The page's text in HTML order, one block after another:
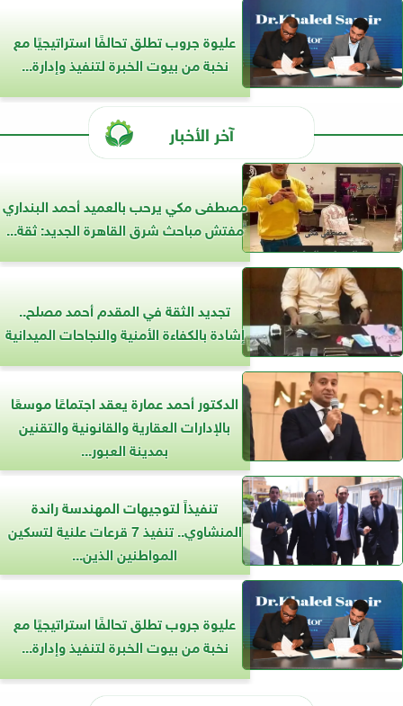
عليوة جروب تطلق تحالفًا استراتيجيًا مع
نخبة من بيوت الخبرة لتنفيذ وإدارة...
آخر الأخبار
مصطفى مكي يرحب بالعميد أحمد البنداري
مفتش مباحث شرق القاهرة الجديد: ثقة...
تجديد الثقة في المقدم أحمد مصلح..
إشادة بالكفاءة الأمنية والنجاحات الميدانية
الدكتور أحمد عمارة يعقد اجتماعًا موسعًا
بالإدارات العقارية والقانونية والتقنين
بمدينة العبور...
تنفيذاً لتوجيهات المهندسة راندة
المنشاوي.. تنفيذ 7 قرعات علنية لتسكين
المواطنين الذين...
عليوة جروب تطلق تحالفًا استراتيجيًا مع
نخبة من بيوت الخبرة لتنفيذ وإدارة...